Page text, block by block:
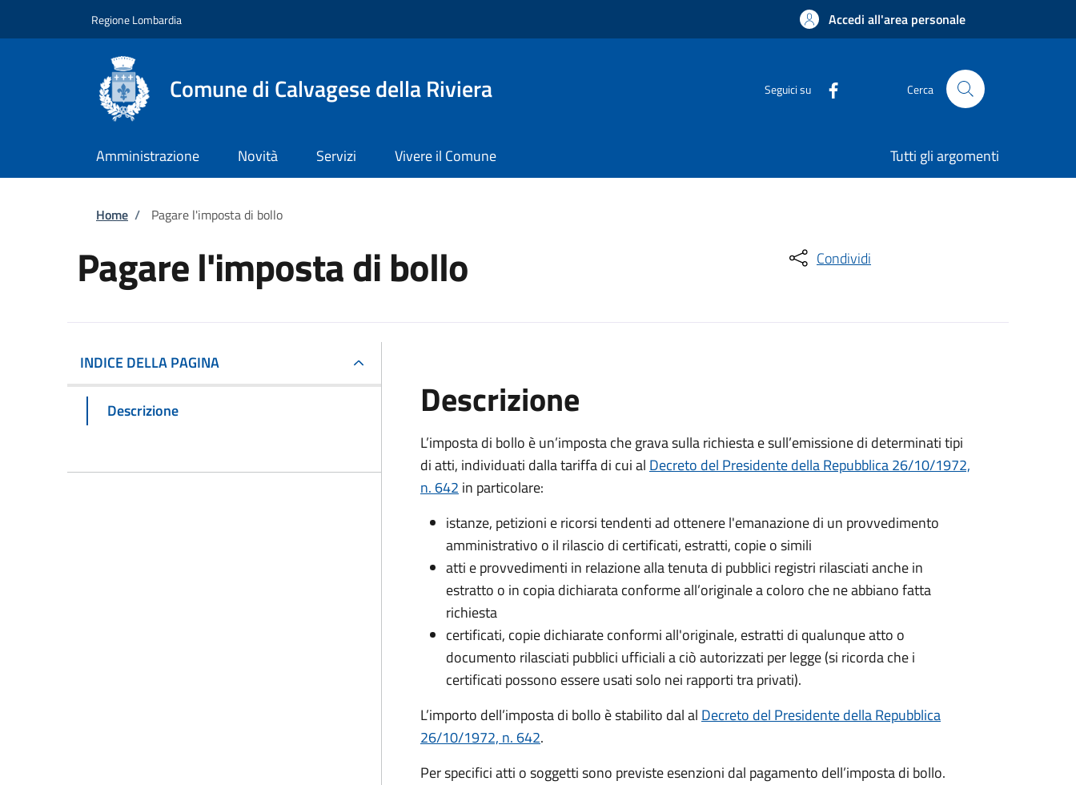
Regione Lombardia Accedi all'area personale
Comune di Calvagese della Riviera Seguici su Cerca
Amministrazione Novità Servizi Vivere il Comune Tutti gli argomenti
Briciole di pane
Home / Pagare l'imposta di bollo
Pagare l'imposta di bollo Condividi
INDICE DELLA PAGINA
Descrizione Descrizione
L’imposta di bollo è un’imposta che grava sulla richiesta e sull’emissione di determinati tipi
di atti, individuati dalla tariffa di cui al Decreto del Presidente della Repubblica 26/10/1972,
n. 642 in particolare:
istanze, petizioni e ricorsi tendenti ad ottenere l'emanazione di un provvedimento
amministrativo o il rilascio di certificati, estratti, copie o simili
atti e provvedimenti in relazione alla tenuta di pubblici registri rilasciati anche in
estratto o in copia dichiarata conforme all’originale a coloro che ne abbiano fatta
richiesta
certificati, copie dichiarate conformi all'originale, estratti di qualunque atto o
documento rilasciati pubblici ufficiali a ciò autorizzati per legge (si ricorda che i
certificati possono essere usati solo nei rapporti tra privati).
L’importo dell’imposta di bollo è stabilito dal al Decreto del Presidente della Repubblica
26/10/1972, n. 642.
Per specifici atti o soggetti sono previste esenzioni dal pagamento dell’imposta di bollo.